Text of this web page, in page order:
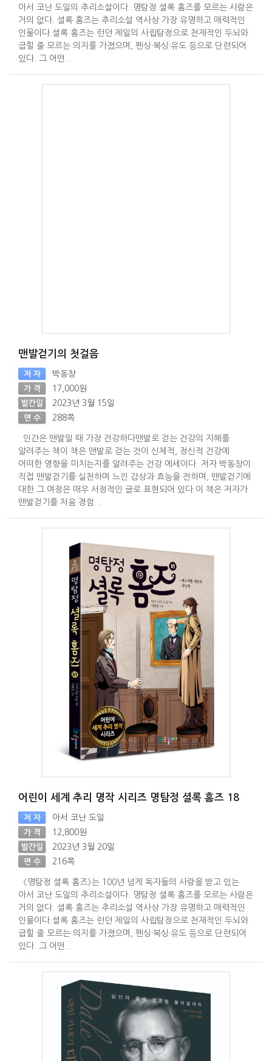
아서 코난 도일의 추리소설이다. 명탐정 셜록 홈즈를 모르는 사람은
거의 없다. 셜록 홈즈는 추리소설 역사상 가장 유명하고 매력적인
인물이다.셜록 홈즈는 런던 제일의 사립탐정으로 천재적인 두뇌와
굽힐 줄 모르는 의지를 가졌으며, 펜싱·복싱·유도 등으로 단련되어
있다. 그 어떤...
맨발걷기의 첫걸음
저 자 박동창
가 격 17,000원
발간일 2023년 3월 15일
면 수 288쪽
인간은 맨발일 때 가장 건강하다맨발로 걷는 건강의 지혜를
알려주는 책이 책은 맨발로 걷는 것이 신체적, 정신적 건강에
어떠한 영향을 미치는지를 알려주는 건강 에세이다. 저자 박동창이
직접 맨발걷기를 실천하며 느낀 감상과 효능을 전하며, 맨발걷기에
대한 그 여정은 매우 서정적인 글로 표현되어 있다.이 책은 저자가
맨발걷기를 처음 경험...
어린이 세계 추리 명작 시리즈 명탐정 셜록 홈즈 18
저 자 아서 코난 도일
가 격 12,800원
발간일 2023년 3월 20일
면 수 216쪽
《명탐정 셜록 홈즈》는 100년 넘게 독자들의 사랑을 받고 있는
아서 코난 도일의 추리소설이다. 명탐정 셜록 홈즈를 모르는 사람은
거의 없다. 셜록 홈즈는 추리소설 역사상 가장 유명하고 매력적인
인물이다.셜록 홈즈는 런던 제일의 사립탐정으로 천재적인 두뇌와
굽힐 줄 모르는 의지를 가졌으며, 펜싱·복싱·유도 등으로 단련되어
있다. 그 어떤...